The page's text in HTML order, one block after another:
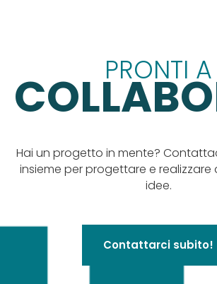
PRONTI A
Hai un progetto in mente?
insieme per progettare e realizzare
idee.
Contattarci subito!